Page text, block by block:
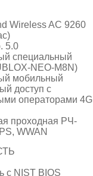
Wireless AC 9260
5.0
специальный
NEO-M8N)
мобильный
доступ с
операторами 4G
проходная РЧ-
WWAN
с NIST BIOS